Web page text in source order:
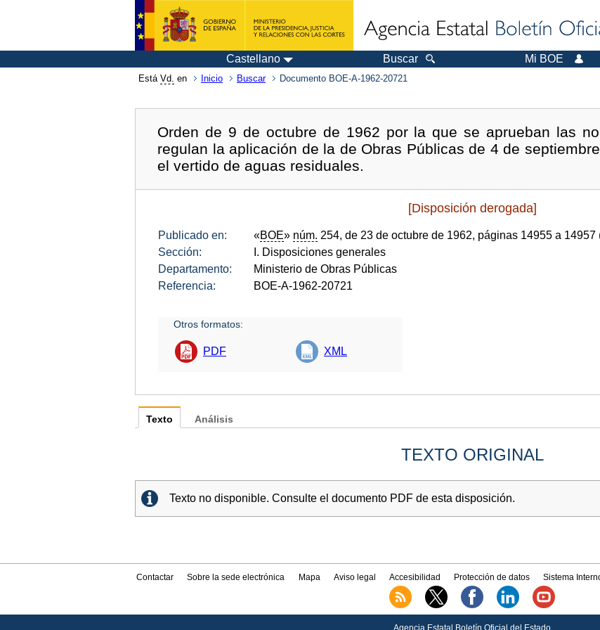
Castellano Buscar Mi BOE
Está Vd. en Inicio Buscar Documento BOE-A-1962-20721
Orden de 9 de octubre de 1962 por la que se aprueban las
regulan la aplicación de la de Obras Públicas de 4 de
el vertido de aguas residuales.
[Disposición derogada]
Publicado en: «BOE» núm. 254, de 23 de octubre de 1962, páginas 14955 a 14957
Sección:
I. Disposiciones generales
Departamento:
Ministerio de Obras Públicas
Referencia:
BOE-A-1962-20721
Otros formatos:
PDF XML
Texto
TEXTO ORIGINAL
Texto no disponible. Consulte el documento PDF de esta disposición.
Análisis
Contactar Sobre la sede electrónica Mapa Aviso legal Accesibilidad Protección de datos Sistema
Agencia Estatal Boletín Oficial del Estado